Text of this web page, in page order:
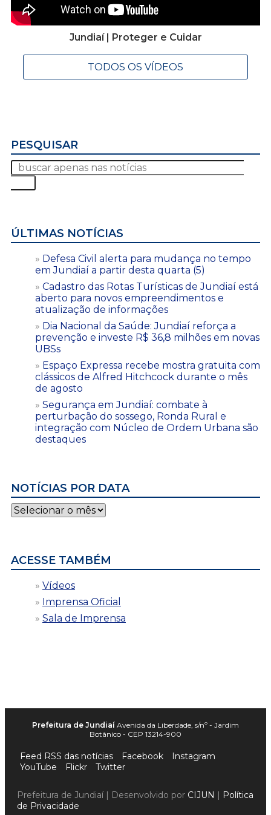
Jundiaí | Proteger e Cuidar
TODOS OS VÍDEOS
PESQUISAR
ÚLTIMAS NOTÍCIAS
Defesa Civil alerta para mudança no tempo
em Jundiaí a partir desta quarta (5)
Cadastro das Rotas Turísticas de Jundiaí está
aberto para novos empreendimentos e
atualização de informações
Dia Nacional da Saúde: Jundiaí reforça a
prevenção e investe R$ 36,8 milhões em novas
UBSs
Espaço Expressa recebe mostra gratuita com
clássicos de Alfred Hitchcock durante o mês
de agosto
Segurança em Jundiaí: combate à
perturbação do sossego, Ronda Rural e
integração com Núcleo de Ordem Urbana são
destaques
NOTÍCIAS POR DATA
Notícias
por
ACESSE TAMBÉM
Vídeos
Imprensa Oficial
Sala de Imprensa
Prefeitura de Jundiaí Avenida da Liberdade, s/nº - Jardim
Botânico - CEP 13214-900
Feed RSS das notícias Facebook
Instagram
YouTube
Flickr Twitter
Prefeitura de Jundiaí | Desenvolvido por CIJUN | Política
de Privacidade